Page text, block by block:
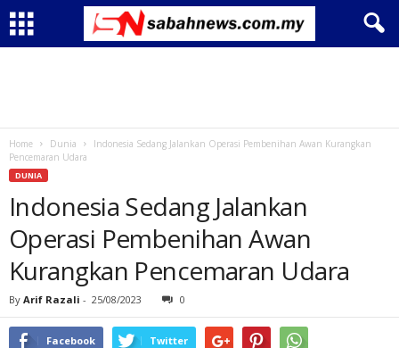
Home Dunia
Indonesia Sedang Jalankan Operasi Pembenihan Awan Kurangkan
Pencemaran Udara
DUNIA
Indonesia Sedang Jalankan
Operasi Pembenihan Awan
Kurangkan Pencemaran Udara
By Arif Razali - 25/08/2023 0
Facebook Twitter